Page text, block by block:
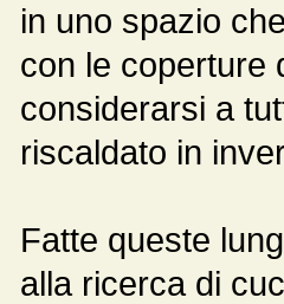
in uno spazio
con le coperture
considerarsi a
riscaldato in
Fatte queste
alla ricerca di